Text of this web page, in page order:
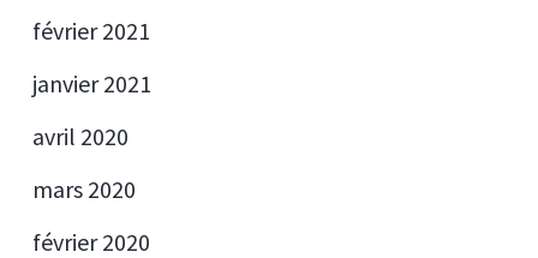
février 2021
janvier 2021
avril 2020
mars 2020
février 2020